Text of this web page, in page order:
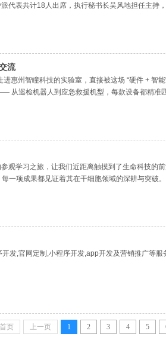
表共计18人出席，执行秘书长吴风地担任主持
息，还深入阐述了从事的行业及业务。这一环节
流
州智瞳科技的实验室，直接被这场 “硬件 + 智
从巡检机器人到应急救援机型，每款设备都精准
援机器人自主穿梭模拟危险区，搭载的 AI 智
观学习之旅，让我们近距离触摸到了生命科技
一项成果都见证着其在干细胞领域的深耕与突
员专注投入的身影，让我们深刻感受到企业对技术
发,官网定制,小程序开发,app开发及营销推广等
首页 上一页 1 2 3 4 5